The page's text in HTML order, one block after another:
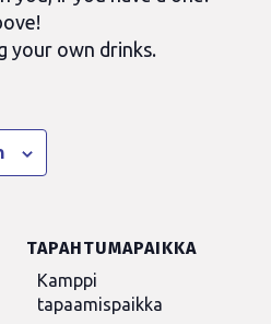
your own drinks.
TAPAHTUMAPAIKKA
Kamppi
tapaamispaikka